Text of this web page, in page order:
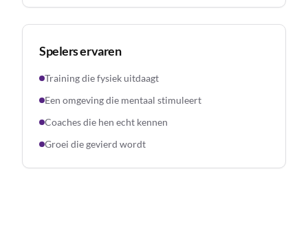
Spelers ervaren
Training die fysiek uitdaagt
Een omgeving die mentaal stimuleert
Coaches die hen echt kennen
Groei die gevierd wordt